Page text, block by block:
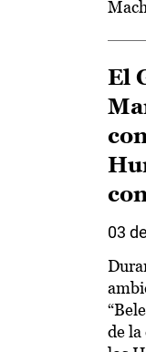
El
03
de